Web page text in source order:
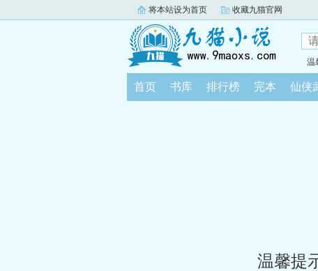
将本站设为首页 收藏九猫官网
温
首页 书库 排行榜 完本 仙侠
温馨提